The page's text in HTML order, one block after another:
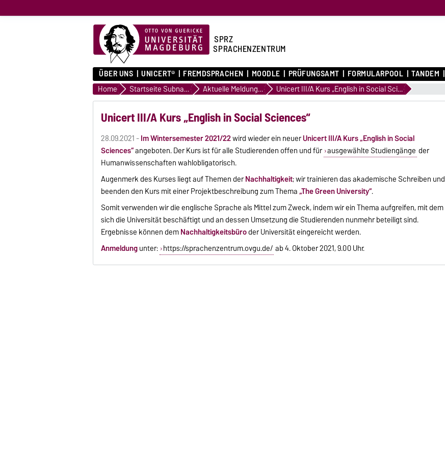
SPRZ
SPRACHENZENTRUM
ÜBER UNS UNICERT® FREMDSPRACHEN MOODLE PRÜFUNGSAMT FORMULARPOOL TANDEM
Home Startseite Subnavigation Aktuelle Meldungen Unicert III/A Kurs „English in Social Sciences“
Unicert III/A Kurs „English in Social Sciences“
28.09.2021 -Im Wintersemester 2021/22wird wieder ein neuerUnicert III/A Kurs „English in Social
Sciences“angeboten. Der Kurs ist für alle Studierenden offen und für ausgewählte Studiengänge der
Humanwissenschaften wahlobligatorisch.
Augenmerk des Kurses liegt auf Themen derNachhaltigkeit; wir trainieren das akademische Schreiben und
beenden den Kurs mit einer Projektbeschreibung zum Thema„The Green University“.
Somit verwenden wir die englische Sprache als Mittel zum Zweck, indem wir ein Thema aufgreifen, mit dem
sich die Universität beschäftigt und an dessen Umsetzung die Studierenden nunmehr beteiligt sind.
Ergebnisse können demNachhaltigkeitsbüroder Universität eingereicht werden.
Anmeldungunter: https://sprachenzentrum.ovgu.de/ ab 4. Oktober 2021, 9.00 Uhr.